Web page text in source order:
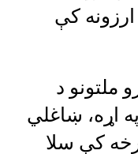
ارزونه کې
ملتونو د
اړه، ښاغلي
کې سلا